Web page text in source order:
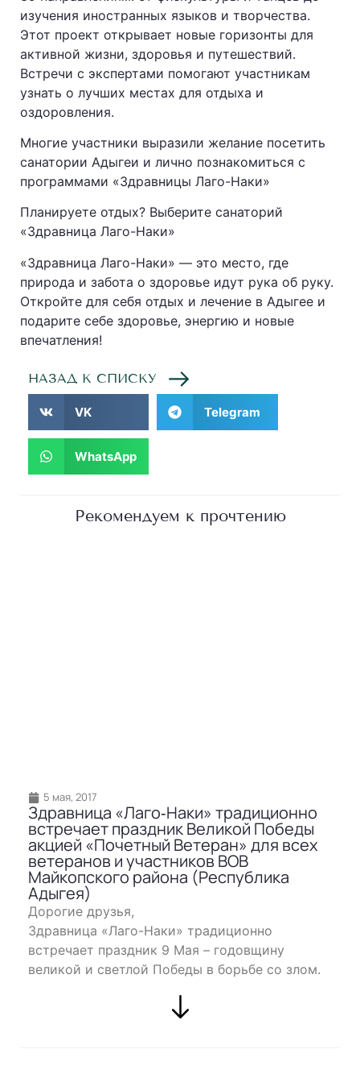
изучения иностранных языков и творчества.
Этот проект открывает новые горизонты для
активной жизни, здоровья и путешествий.
Встречи с экспертами помогают участникам
узнать о лучших местах для отдыха и
оздоровления.
Многие участники выразили желание посетить
санатории Адыгеи и лично познакомиться с
программами «Здравницы Лаго-Наки»
Планируете отдых? Выберите санаторий
«Здравница Лаго-Наки»
«Здравница Лаго-Наки» — это место, где
природа и забота о здоровье идут рука об руку.
Откройте для себя отдых и лечение в Адыгее и
подарите себе здоровье, энергию и новые
впечатления!
НАЗАД К СПИСКУ
VK Telegram
WhatsApp
Рекомендуем к прочтению
5 мая, 2017
Здравница «Лаго‐Наки» традиционно
встречает праздник Великой Победы
акцией «Почетный Ветеран» для всех
ветеранов и участников ВОВ
Майкопского района (Республика
Адыгея)
Дорогие друзья,
Здравница «Лаго-Наки» традиционно
встречает праздник 9 Мая – годовщину
великой и светлой Победы в борьбе со злом.